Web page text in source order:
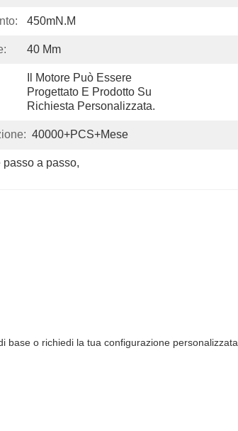
450mN.m
40 Mm
Il Motore Può Essere
Progettato E Prodotto Su
Richiesta Personalizzata.
40000+PCS+Mese
passo a passo,
o richiedi la tua configurazione personalizzata.